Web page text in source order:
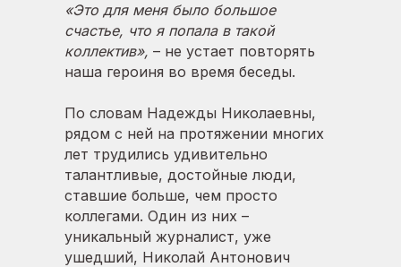
«Это для меня было большое
счастье, что я попала в такой
коллектив», – не устает повторять
наша героиня во время беседы.
По словам Надежды Николаевны,
рядом с ней на протяжении многих
лет трудились удивительно
талантливые, достойные люди,
ставшие больше, чем просто
коллегами. Один из них –
уникальный журналист, уже
ушедший, Николай Антонович